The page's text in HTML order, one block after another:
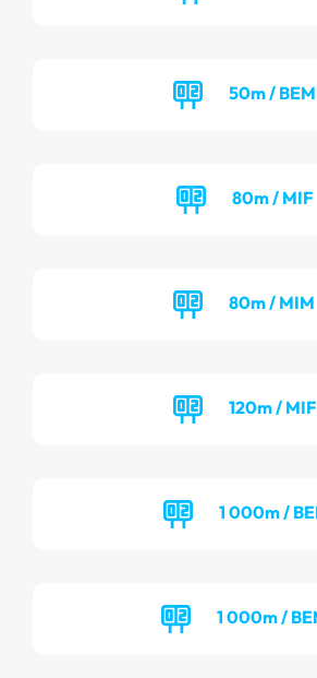
50m / BEM
80m / MIF
80m / MIM
120m / MIF
1 000m /
1 000m /